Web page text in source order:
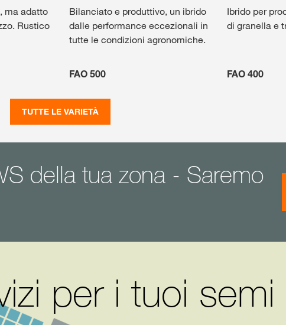
ma adatto
Rustico
Bilanciato e produttivo, un ibrido
dalle performance eccezionali in
tutte le condizioni agronomiche.
FAO 500
Ibrido per
di granella e
FAO 400
TUTTE LE VARIETÀ
della tua zona - Saremo
per i tuoi semi